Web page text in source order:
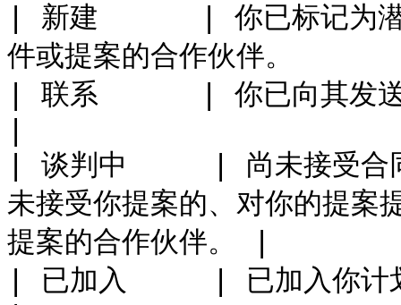
| 新建      | 你已标记为潜
件或提案的合作伙
| 联系      | 你已向其发送
| 谈判中     | 尚未接受合同
未接受你提案的、对你的提案
提案的合作伙伴。 |
| 已加入     | 已加入你计